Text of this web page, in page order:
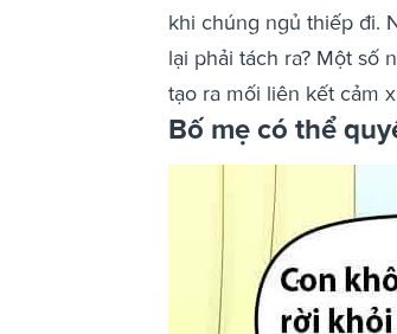
khi chúng ngủ thiếp đi.
lại phải tách ra? Một số
tạo ra mối liên kết cảm
Bố mẹ có thể